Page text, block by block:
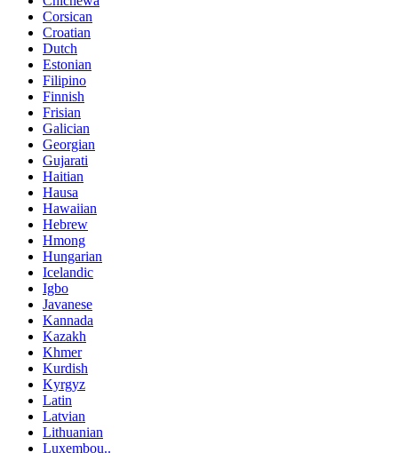
Corsican
Croatian
Dutch
Estonian
Filipino
Finnish
Frisian
Galician
Georgian
Gujarati
Haitian
Hausa
Hawaiian
Hebrew
Hmong
Hungarian
Icelandic
Igbo
Javanese
Kannada
Kazakh
Khmer
Kurdish
Kyrgyz
Latin
Latvian
Lithuanian
Luxembou..